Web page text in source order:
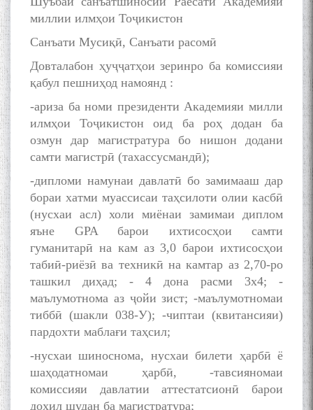
миллии илмҳои Тоҷикистон
Санъати Мусиқӣ, Санъати расомӣ
Довталабон ҳуҷҷатҳои зеринро ба комиссияи
қабул пешниҳод намоянд :
-ариза ба номи президенти Академияи милли
илмҳои Тоҷикистон оид ба роҳ додан ба
озмун дар магистратура бо нишон додани
самти магистрӣ (тахассусмандӣ);
-дипломи намунаи давлатӣ бо замимааш дар
бораи хатми муассисаи таҳсилоти олии касбӣ
(нусхаи асл) холи миёнаи замимаи диплом
яъне GPA барои ихтисосҳои самти
гуманитарӣ на кам аз 3,0 барои ихтисосҳои
табиӣ-риёзӣ ва техникӣ на камтар аз 2,70-ро
ташкил диҳад; - 4 дона расми 3х4; -
маълумотнома аз ҷойи зист; -маълумотномаи
тиббӣ (шакли 038-У); -чиптаи (квитансияи)
пардохти маблағи таҳсил;
-нусхаи шиноснома, нусхаи билети ҳарбӣ ё
шаҳодатномаи ҳарбӣ, -тавсияномаи
комиссияи давлатии аттестатсионӣ барои
дохил шудан ба магистратура;